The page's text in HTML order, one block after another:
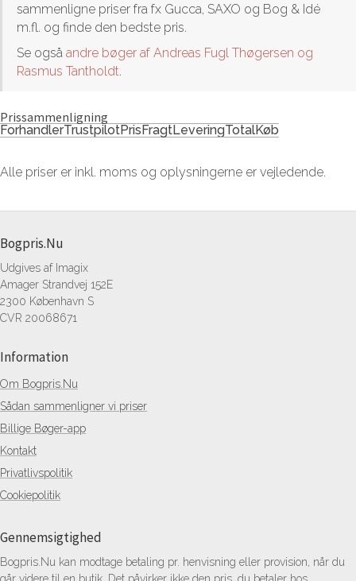
sammenligne priser fra fx Gucca, SAXO og Bog & Idé
m.fl. og finde den bedste pris.
Se også andre bøger af Andreas Fugl Thøgersen og
Rasmus Tantholdt.
Prissammenligning
ForhandlerTrustpilotPrisFragtLeveringTotalKøb
Alle priser er inkl. moms og oplysningerne er vejledende.
Bogpris.Nu
Udgives af Imagix
Amager Strandvej 152E
2300 København S
CVR 20068671
Information
Om Bogpris.Nu
Sådan sammenligner vi priser
Billige Bøger-app
Kontakt
Privatlivspolitik
Cookiepolitik
Gennemsigtighed
Bogpris.Nu kan modtage betaling pr. henvisning eller provision, når du